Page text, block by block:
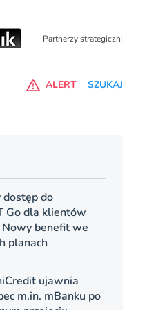
Partnerzy wspierający
można korzsytać za
ALERT SZUKAJ
do
Go dla klientów
benefit we
planach
ujawnia
m.in. mBanku po